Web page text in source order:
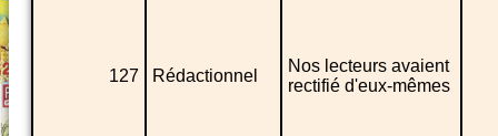
127 Rédactionnel
Nos lecteurs avaient
rectifié d'eux-mêmes